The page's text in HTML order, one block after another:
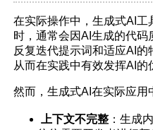
在实际操作中，生成式AI
时，通常会因AI生成的代
反复迭代提示词和适应AI
从而在实践中有效发挥AI的
然而，生成式AI在实际应
上下文不完整 ：生成